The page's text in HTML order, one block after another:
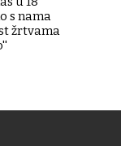
s nama
žrtvama